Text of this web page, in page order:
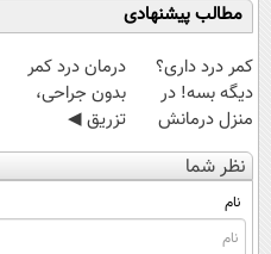
مطالب پیشنهادی
کمر درد داری؟
دیگه بسه! در
منزل درمانش
کن
(◀پرسش‌نامه)
درمان درد کمر
بدون جراحی،
تزریق ◀
پرسش‌نامه رو پر
کن ▶
نظر شما
نام